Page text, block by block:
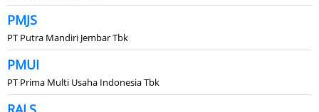
PMJS
PT Putra Mandiri Jembar Tbk
PMUI
PT Prima Multi Usaha Indonesia Tbk